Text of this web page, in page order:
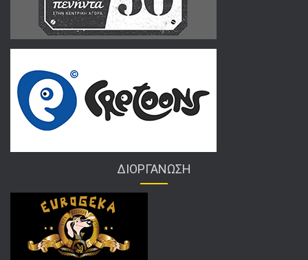
ΔΙΟΡΓΑΝΩΣΗ